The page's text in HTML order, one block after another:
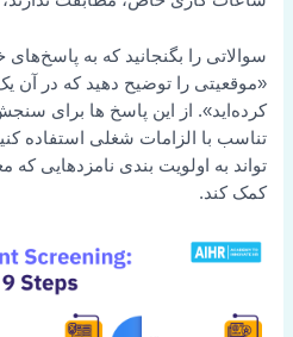
سوالاتی را بگنجانید که به پاسخ‌های
«موقعیتی را توضیح دهید که در آن
کرده‌اید». از این پاسخ ها برای
تناسب با الزامات شغلی استفاده
تواند به اولویت بندی نامزدهایی که
کمک کند.